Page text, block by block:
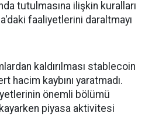
tutulmasına ilişkin kuralları
faaliyetlerini daraltmayı
kaldırılması stablecoin
hacim kaybını yaratmadı.
önemli bölümü
piyasa aktivitesi